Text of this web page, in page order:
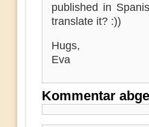
published in
translate it? :))
Hugs,
Eva
Kommentar